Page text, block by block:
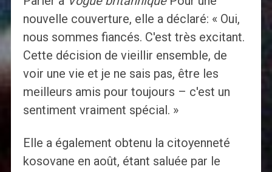
nouvelle couverture, elle a déclaré: « Oui,
nous sommes fiancés. C'est très excitant.
Cette décision de vieillir ensemble, de
voir une vie et je ne sais pas, être les
meilleurs amis pour toujours – c'est un
sentiment vraiment spécial. »
Elle a également obtenu la citoyenneté
kosovane en août, étant saluée par le